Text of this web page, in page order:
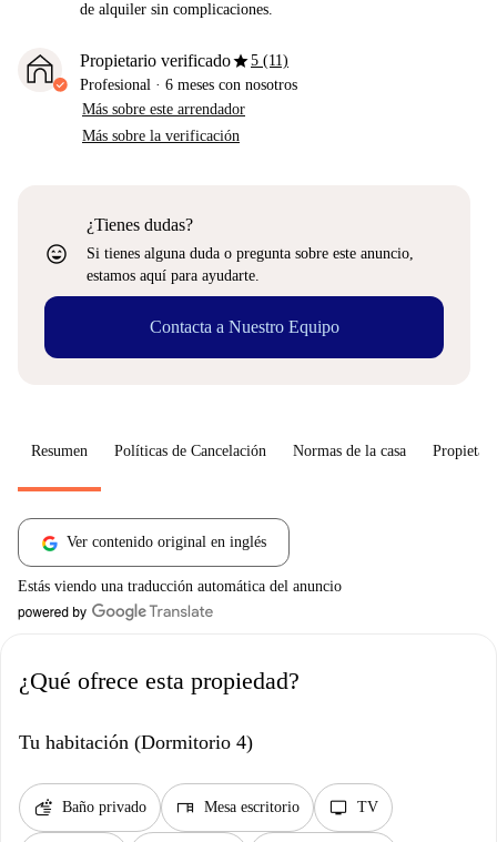
de alquiler sin complicaciones.
Propietario verificadostar5 (11)
Profesional · 6 meses con nosotros
Más sobre este arrendador
Más sobre la verificación
sentiment_very_satisfied
¿Tienes dudas?
Si tienes alguna duda o pregunta sobre este anuncio,
estamos aquí para ayudarte.
Contacta a Nuestro Equipo
Resumen Políticas de Cancelación Normas de la casa
Ver contenido original en inglés
Estás viendo una traducción automática del anuncio
¿Qué ofrece esta propiedad?
Tu habitación (Dormitorio 4)
soap Baño privado desk Mesa escritorio tv TV